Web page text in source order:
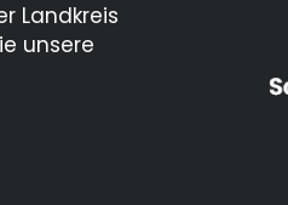
Landkreis
unsere